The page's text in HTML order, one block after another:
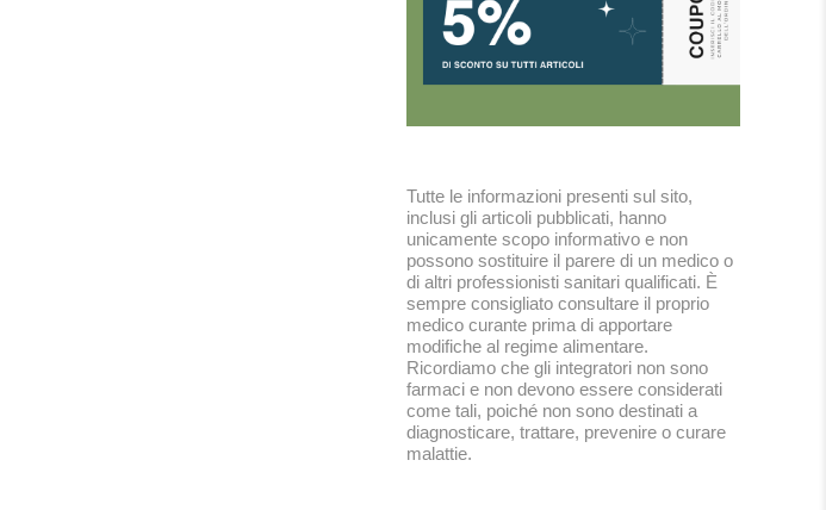
Tutte le informazioni presenti sul sito,
inclusi gli articoli pubblicati, hanno
unicamente scopo informativo e non
possono sostituire il parere di un medico o
di altri professionisti sanitari qualificati. È
sempre consigliato consultare il proprio
medico curante prima di apportare
modifiche al regime alimentare.
Ricordiamo che gli integratori non sono
farmaci e non devono essere considerati
come tali, poiché non sono destinati a
diagnosticare, trattare, prevenire o curare
malattie.